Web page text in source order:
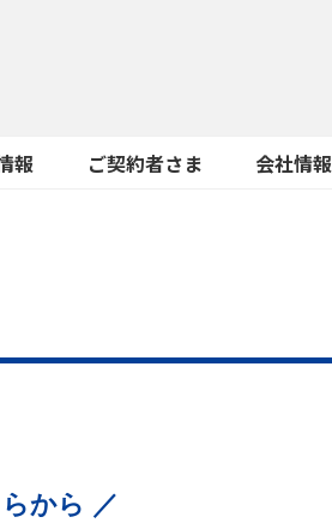
報 ご契約者さま 会社情報
から ／